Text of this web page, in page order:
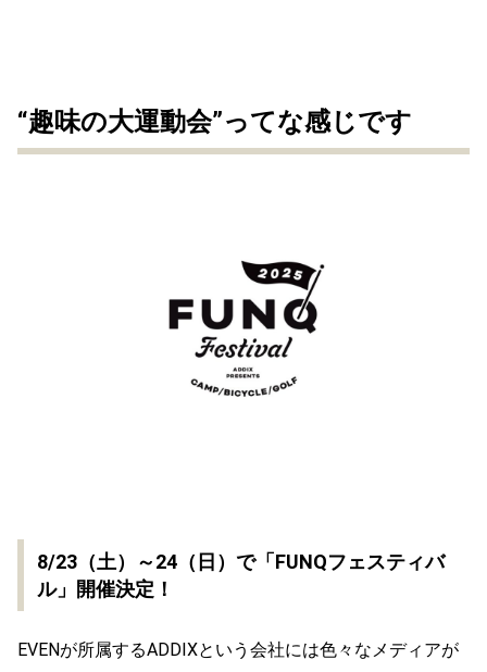
“趣味の大運動会”ってな感じです
8/23（土）～24（日）で「FUNQフェスティバ
ル」開催決定！
EVENが所属するADDIXという会社には色々なメディアが